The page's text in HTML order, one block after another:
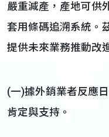
嚴重減產，產地可供
套用條碼追溯系統。
提供未來業務推動改
(一)據外銷業者反應
肯定與支持。